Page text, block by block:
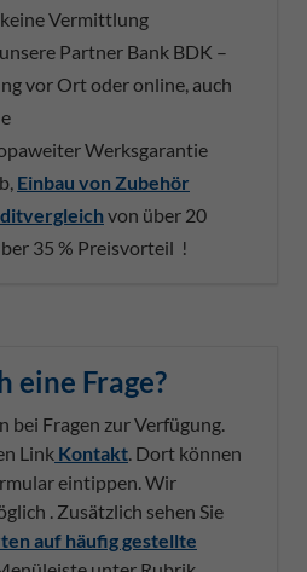
Vermittlung
Partner Bank BDK –
vor Ort oder online, auch
Werksgarantie
Einbau von Zubehör
von über 20
35 % Preisvorteil !
eine Frage?
bei Fragen zur Verfügung.
Link Kontakt. Dort können
eintippen. Wir
. Zusätzlich sehen Sie
auf häufig gestellte